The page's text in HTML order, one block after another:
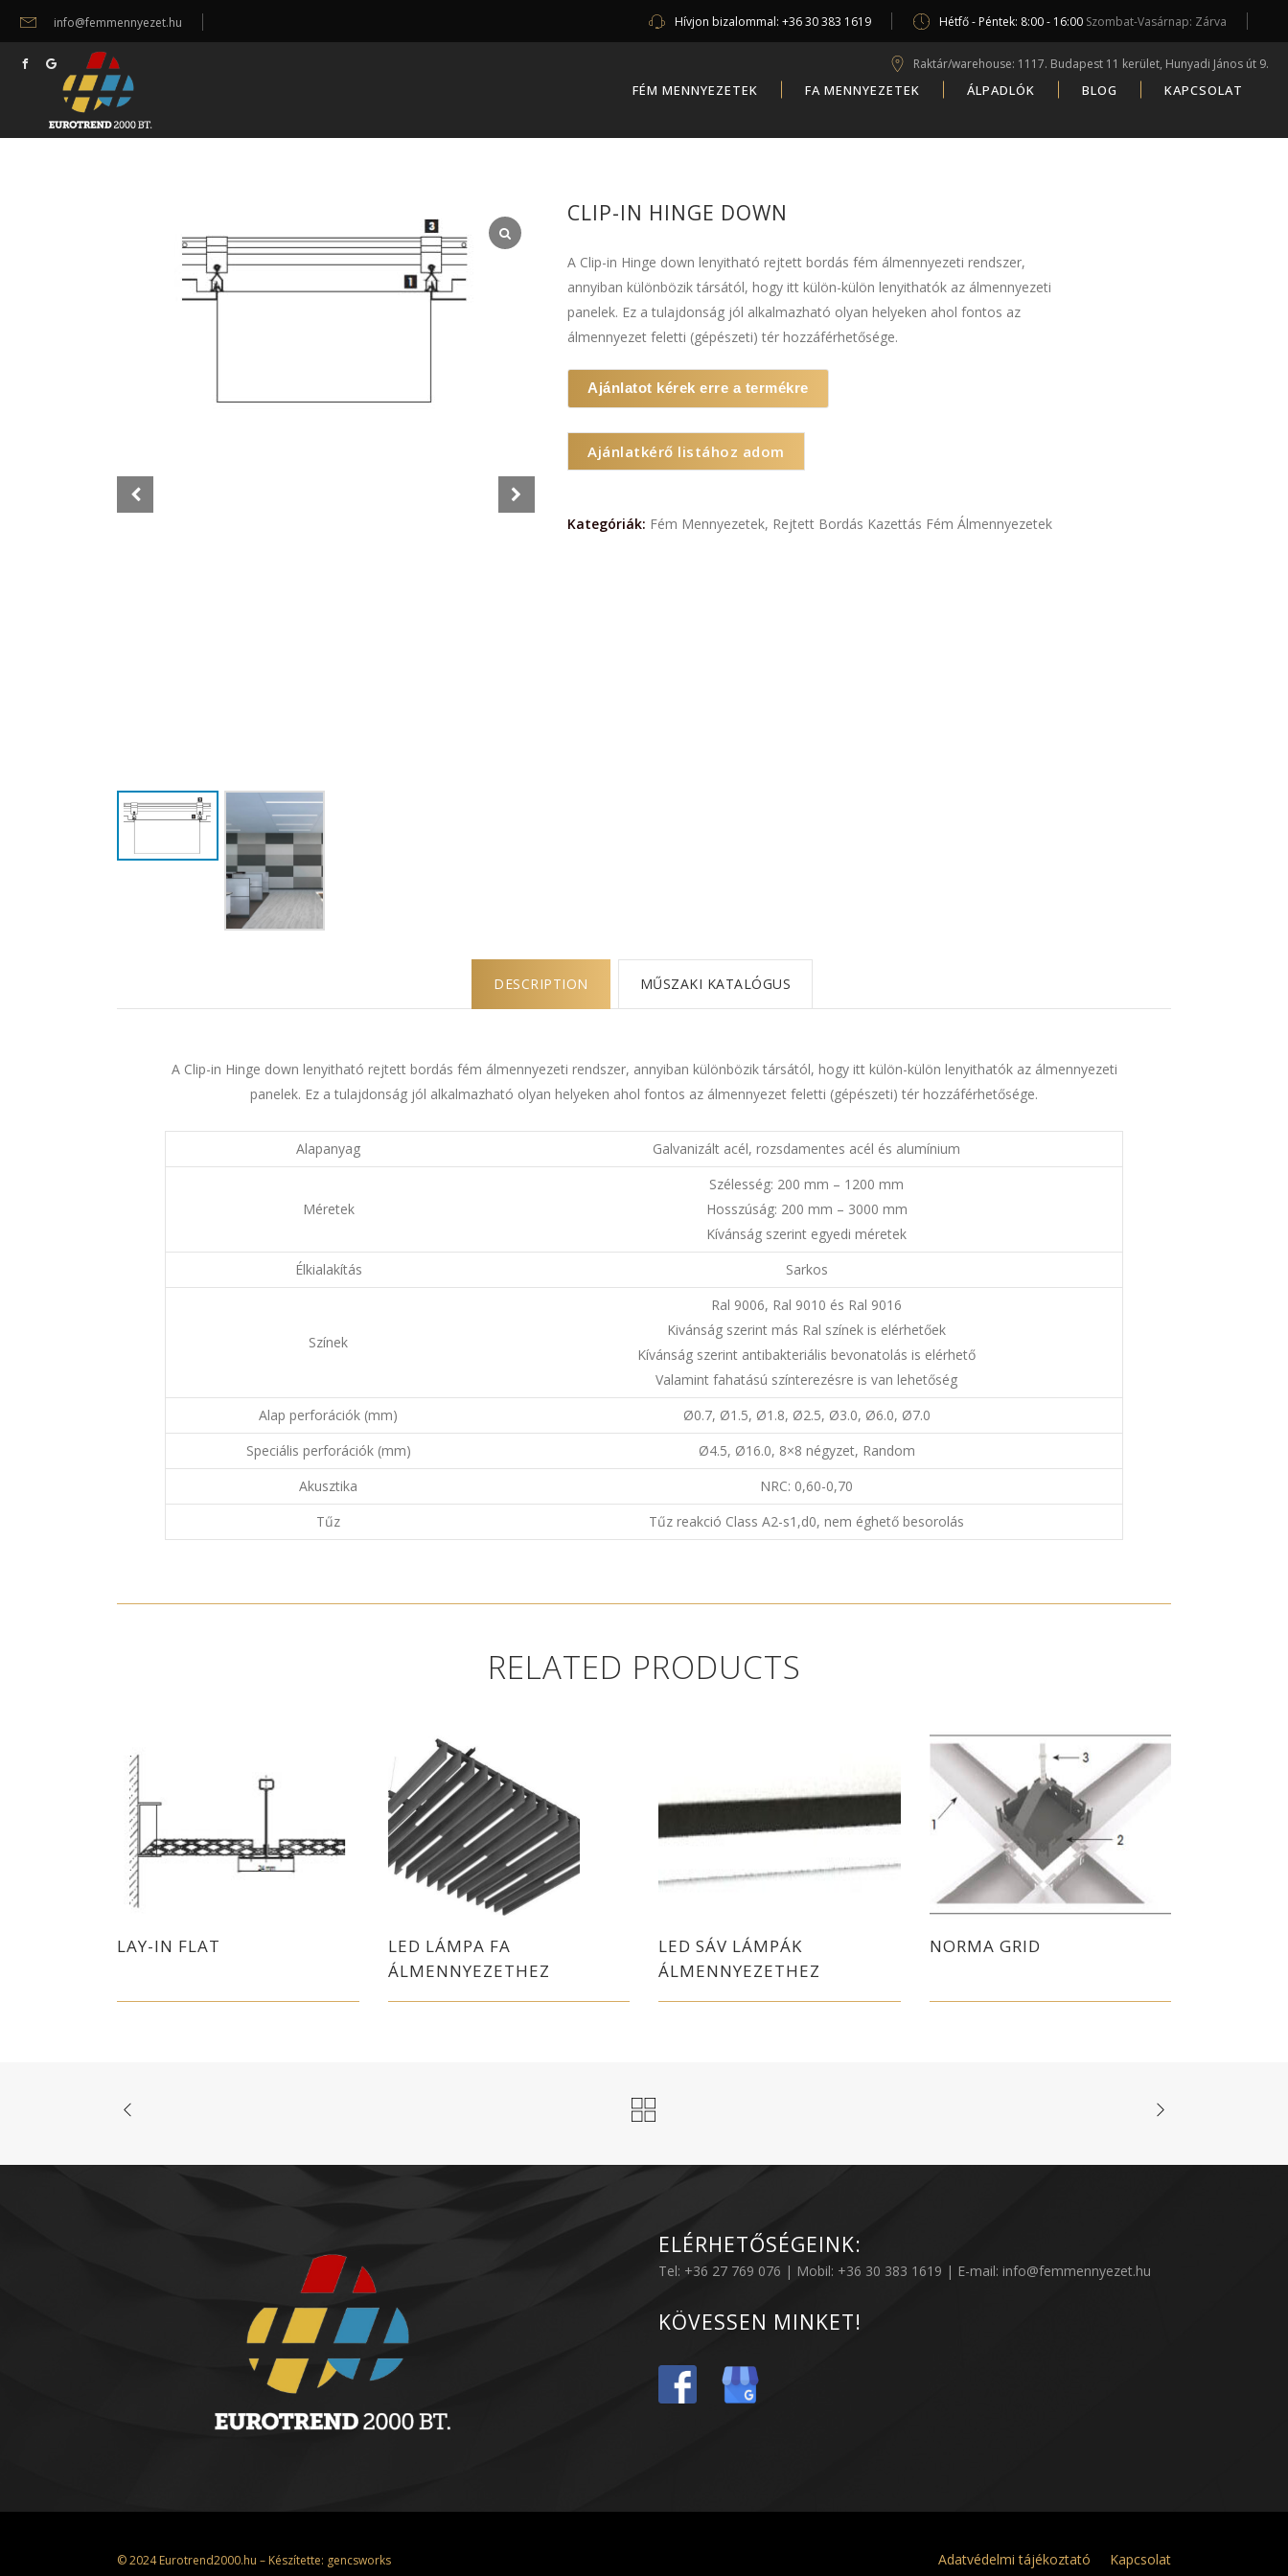
info@femmennyezet.hu Hívjon bizalommal: +36 30 383 1619 Hétfő - Péntek: 8:00 - 16:00 Szombat-Vasárnap: Zárva
Raktár/warehouse: 1117. Budapest 11 kerület, Hunyadi János út 9.
FÉM MENNYEZETEK FA MENNYEZETEK ÁLPADLÓK BLOG KAPCSOLAT
CLIP-IN HINGE DOWN
A Clip-in Hinge down lenyitható rejtett bordás fém álmennyezeti rendszer,
annyiban különbözik társától, hogy itt külön-külön lenyithatók az álmennyezeti
panelek. Ez a tulajdonság jól alkalmazható olyan helyeken ahol fontos az
álmennyezet feletti (gépészeti) tér hozzáférhetősége.
Ajánlatot kérek erre a termékre
Ajánlatkérő listához adom
Kategóriák: Fém Mennyezetek, Rejtett Bordás Kazettás Fém Álmennyezetek
DESCRIPTION MŰSZAKI KATALÓGUS
A Clip-in Hinge down lenyitható rejtett bordás fém álmennyezeti rendszer, annyiban különbözik társától, hogy itt külön-külön lenyithatók az álmennyezeti
panelek. Ez a tulajdonság jól alkalmazható olyan helyeken ahol fontos az álmennyezet feletti (gépészeti) tér hozzáférhetősége.
Alapanyag Galvanizált acél, rozsdamentes acél és alumínium
Méretek
Szélesség: 200 mm – 1200 mm
Hosszúság: 200 mm – 3000 mm
Kívánság szerint egyedi méretek
Élkialakítás
Sarkos
Színek
Ral 9006, Ral 9010 és Ral 9016
Kivánság szerint más Ral színek is elérhetőek
Kívánság szerint antibakteriális bevonatolás is elérhető
Valamint fahatású színterezésre is van lehetőség
Alap perforációk (mm)
Ø0.7, Ø1.5, Ø1.8, Ø2.5, Ø3.0, Ø6.0, Ø7.0
Speciális perforációk (mm)
Ø4.5, Ø16.0, 8×8 négyzet, Random
Akusztika
NRC: 0,60-0,70
Tűz
Tűz reakció Class A2-s1,d0, nem éghető besorolás
RELATED PRODUCTS
LAY-IN FLAT
LED LÁMPA FA
ÁLMENNYEZETHEZ
LED SÁV LÁMPÁK
ÁLMENNYEZETHEZ
NORMA GRID
ELÉRHETŐSÉGEINK:
Tel: +36 27 769 076 | Mobil: +36 30 383 1619 | E-mail: info@femmennyezet.hu
KÖVESSEN MINKET!
© 2024 Eurotrend2000.hu – Készítette: gencsworks Adatvédelmi tájékoztató Kapcsolat